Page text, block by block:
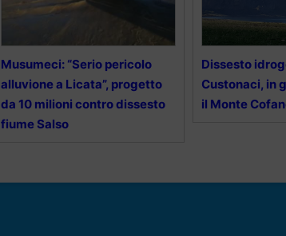
Musumeci: “Serio pericolo
alluvione a Licata”, progetto
da 10 milioni contro dissesto
fiume Salso
Dissesto
Custonaci, in
il Monte